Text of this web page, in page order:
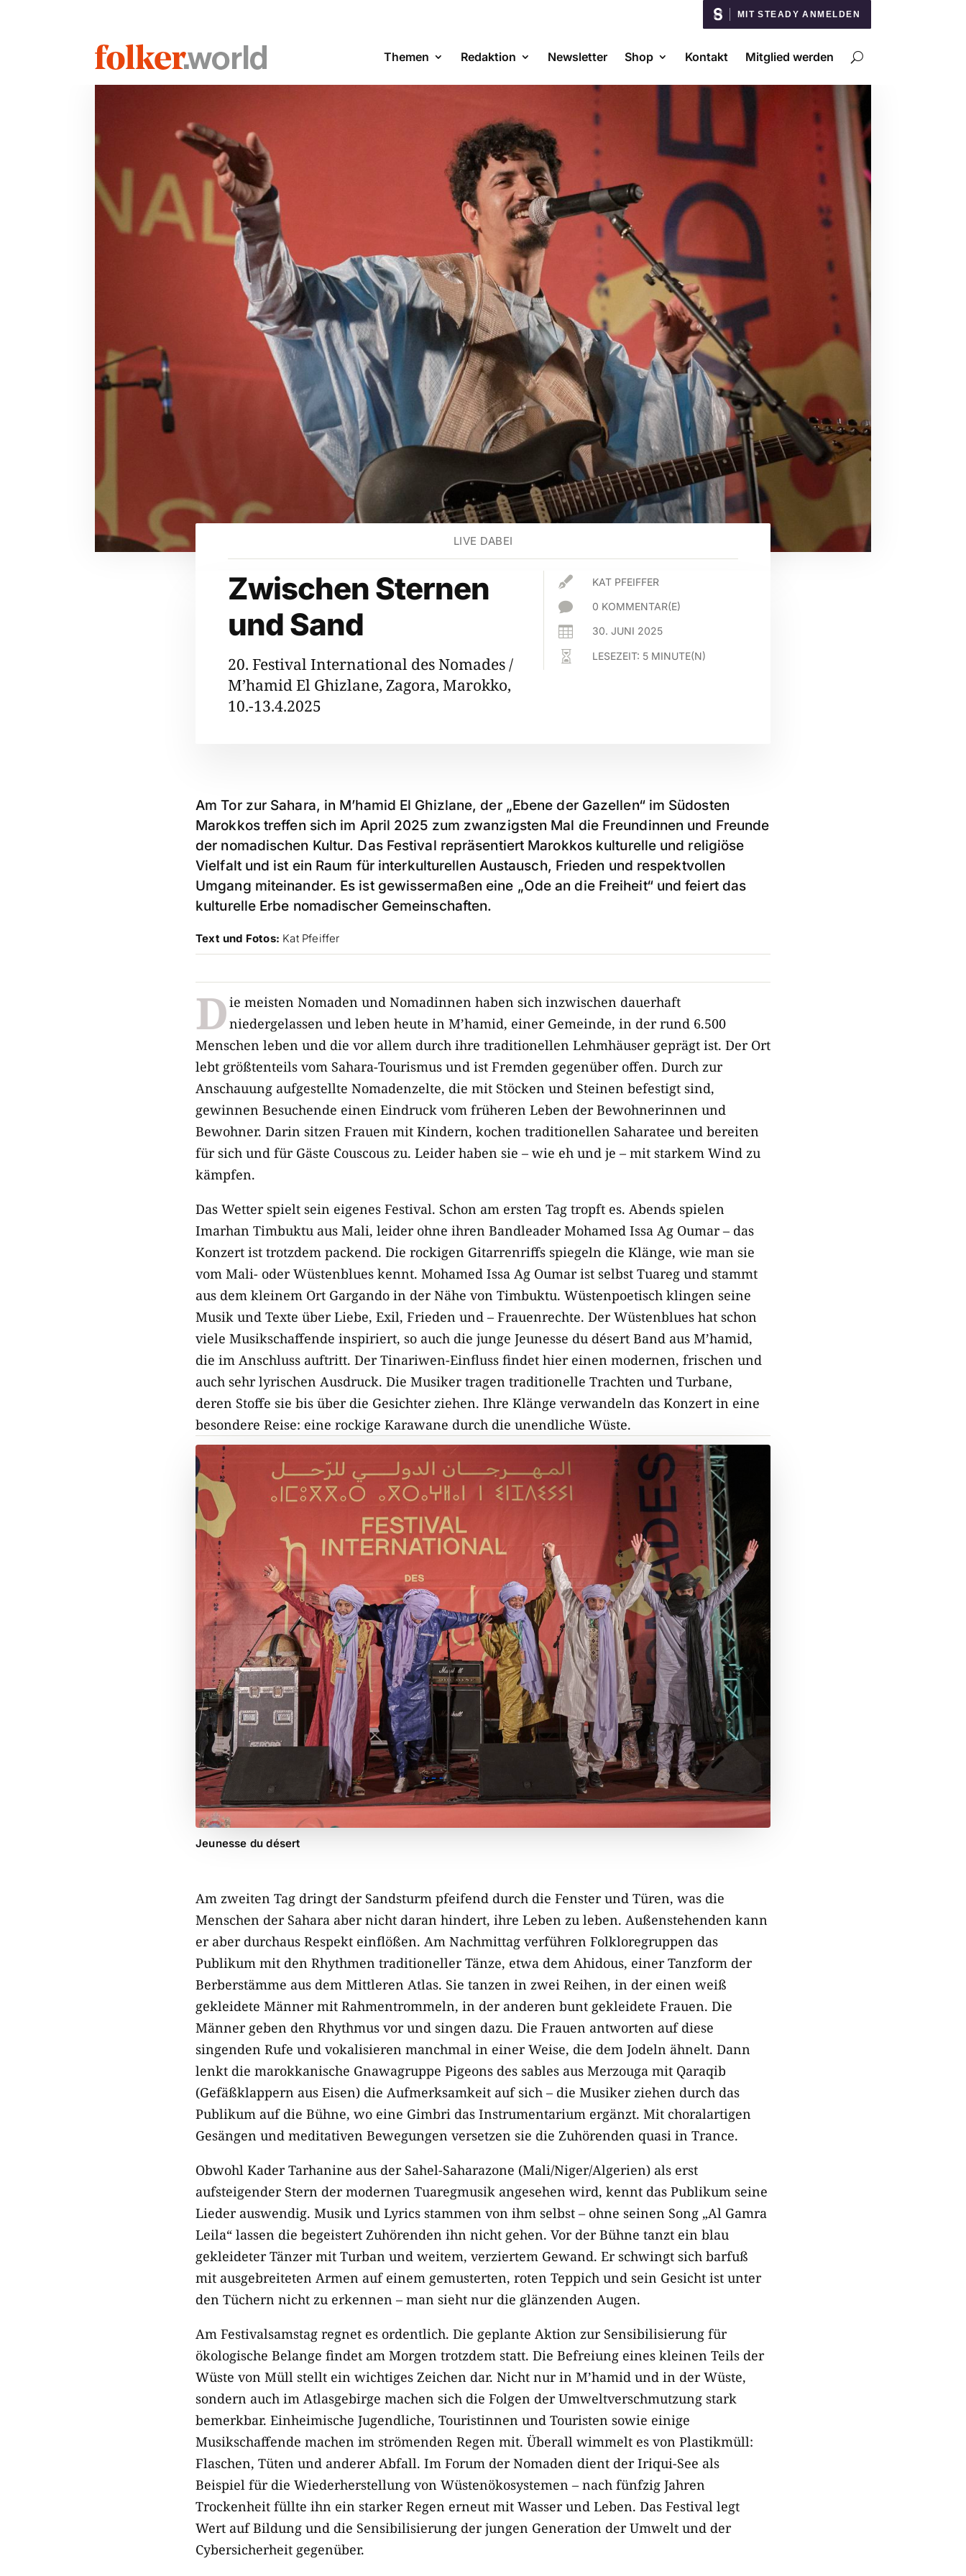
MIT STEADY ANMELDEN
Themen Redaktion Newsletter Shop Kontakt Mitglied werden
LIVE DABEI
Zwischen Sternen
und Sand
20. Festival International des Nomades /
M’hamid El Ghizlane, Zagora, Marokko,
10.-13.4.2025
 KAT PFEIFFER
 0 KOMMENTAR(E)
 30. JUNI 2025
 LESEZEIT: 5 MINUTE(N)
Am Tor zur Sahara, in M’hamid El Ghizlane, der „Ebene der Gazellen“ im Südosten
Marokkos treffen sich im April 2025 zum zwanzigsten Mal die Freundinnen und Freunde
der nomadischen Kultur. Das Festival repräsentiert Marokkos kulturelle und religiöse
Vielfalt und ist ein Raum für interkulturellen Austausch, Frieden und respektvollen
Umgang miteinander. Es ist gewissermaßen eine „Ode an die Freiheit“und feiert das
kulturelle Erbe nomadischer Gemeinschaften.
Text und Fotos: Kat Pfeiffer
Die meisten Nomaden und Nomadinnen haben sich inzwischen dauerhaft
niedergelassen und leben heute in M’hamid, einer Gemeinde, in der rund 6.500
Menschen leben und die vor allem durch ihre traditionellen Lehmhäuser geprägt ist. Der Ort
lebt größtenteils vom Sahara-Tourismus und ist Fremden gegenüber offen. Durch zur
Anschauung aufgestellte Nomadenzelte, die mit Stöcken und Steinen befestigt sind,
gewinnen Besuchende einen Eindruck vom früheren Leben der Bewohnerinnen und
Bewohner. Darin sitzen Frauen mit Kindern, kochen traditionellen Saharatee und bereiten
für sich und für Gäste Couscous zu. Leider haben sie – wie eh und je – mit starkem Wind zu
kämpfen.
Das Wetter spielt sein eigenes Festival. Schon am ersten Tag tropft es. Abends spielen
Imarhan Timbuktu aus Mali, leider ohne ihren Bandleader Mohamed Issa Ag Oumar – das
Konzert ist trotzdem packend. Die rockigen Gitarrenriffs spiegeln die Klänge, wie man sie
vom Mali- oder Wüstenblues kennt. Mohamed Issa Ag Oumar ist selbst Tuareg und stammt
aus dem kleinem Ort Gargando in der Nähe von Timbuktu. Wüstenpoetisch klingen seine
Musik und Texte über Liebe, Exil, Frieden und – Frauenrechte. Der Wüstenblues hat schon
viele Musikschaffende inspiriert, so auch die junge Jeunesse du désert Band aus M’hamid,
die im Anschluss auftritt. Der Tinariwen-Einfluss findet hier einen modernen, frischen und
auch sehr lyrischen Ausdruck. Die Musiker tragen traditionelle Trachten und Turbane,
deren Stoffe sie bis über die Gesichter ziehen. Ihre Klänge verwandeln das Konzert in eine
besondere Reise: eine rockige Karawane durch die unendliche Wüste.
Jeunesse du désert
Am zweiten Tag dringt der Sandsturm pfeifend durch die Fenster und Türen, was die
Menschen der Sahara aber nicht daran hindert, ihre Leben zu leben. Außenstehenden kann
er aber durchaus Respekt einflößen. Am Nachmittag verführen Folkloregruppen das
Publikum mit den Rhythmen traditioneller Tänze, etwa dem Ahidous, einer Tanzform der
Berberstämme aus dem Mittleren Atlas. Sie tanzen in zwei Reihen, in der einen weiß
gekleidete Männer mit Rahmentrommeln, in der anderen bunt gekleidete Frauen. Die
Männer geben den Rhythmus vor und singen dazu. Die Frauen antworten auf diese
singenden Rufe und vokalisieren manchmal in einer Weise, die dem Jodeln ähnelt. Dann
lenkt die marokkanische Gnawagruppe Pigeons des sables aus Merzouga mit Qaraqib
(Gefäßklappern aus Eisen) die Aufmerksamkeit auf sich – die Musiker ziehen durch das
Publikum auf die Bühne, wo eine Gimbri das Instrumentarium ergänzt. Mit choralartigen
Gesängen und meditativen Bewegungen versetzen sie die Zuhörenden quasi in Trance.
Obwohl Kader Tarhanine aus der Sahel-Saharazone (Mali/Niger/Algerien) als erst
aufsteigender Stern der modernen Tuaregmusik angesehen wird, kennt das Publikum seine
Lieder auswendig. Musik und Lyrics stammen von ihm selbst – ohne seinen Song „Al Gamra
Leila“ lassen die begeistert Zuhörenden ihn nicht gehen. Vor der Bühne tanzt ein blau
gekleideter Tänzer mit Turban und weitem, verziertem Gewand. Er schwingt sich barfuß
mit ausgebreiteten Armen auf einem gemusterten, roten Teppich und sein Gesicht ist unter
den Tüchern nicht zu erkennen – man sieht nur die glänzenden Augen.
Am Festivalsamstag regnet es ordentlich. Die geplante Aktion zur Sensibilisierung für
ökologische Belange findet am Morgen trotzdem statt. Die Befreiung eines kleinen Teils der
Wüste von Müll stellt ein wichtiges Zeichen dar. Nicht nur in M’hamid und in der Wüste,
sondern auch im Atlasgebirge machen sich die Folgen der Umweltverschmutzung stark
bemerkbar. Einheimische Jugendliche, Touristinnen und Touristen sowie einige
Musikschaffende machen im strömenden Regen mit. Überall wimmelt es von Plastikmüll:
Flaschen, Tüten und anderer Abfall. Im Forum der Nomaden dient der Iriqui-See als
Beispiel für die Wiederherstellung von Wüstenökosystemen – nach fünfzig Jahren
Trockenheit füllte ihn ein starker Regen erneut mit Wasser und Leben. Das Festival legt
Wert auf Bildung und die Sensibilisierung der jungen Generation der Umwelt und der
Cybersicherheit gegenüber.